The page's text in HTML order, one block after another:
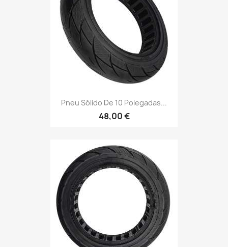
Pneu Sólido De 10 Polegadas...
48,00 €